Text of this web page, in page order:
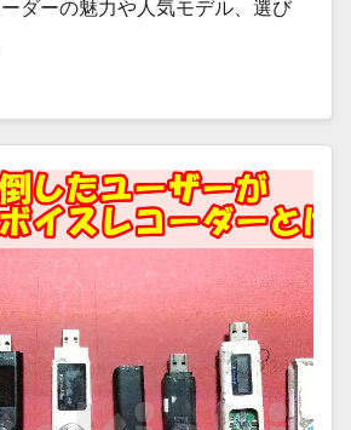
ダーの魅力や人気モデル、選び